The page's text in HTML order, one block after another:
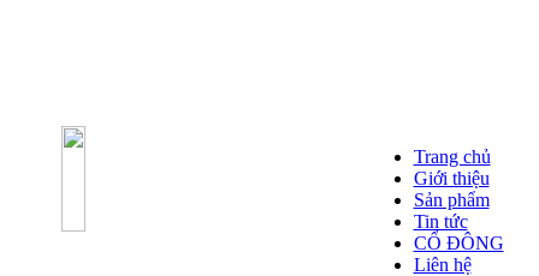
Trang chủ
Giới thiệu
Sản phẩm
Tin tức
CỔ ĐÔNG
Liên hệ